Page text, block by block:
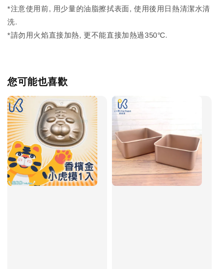
*注意使用前, 用少量的油脂擦拭表面, 使用後用日熱清潔水清
洗.
*請勿用火焰直接加熱, 更不能直接加熱過350℃.
您可能也喜歡